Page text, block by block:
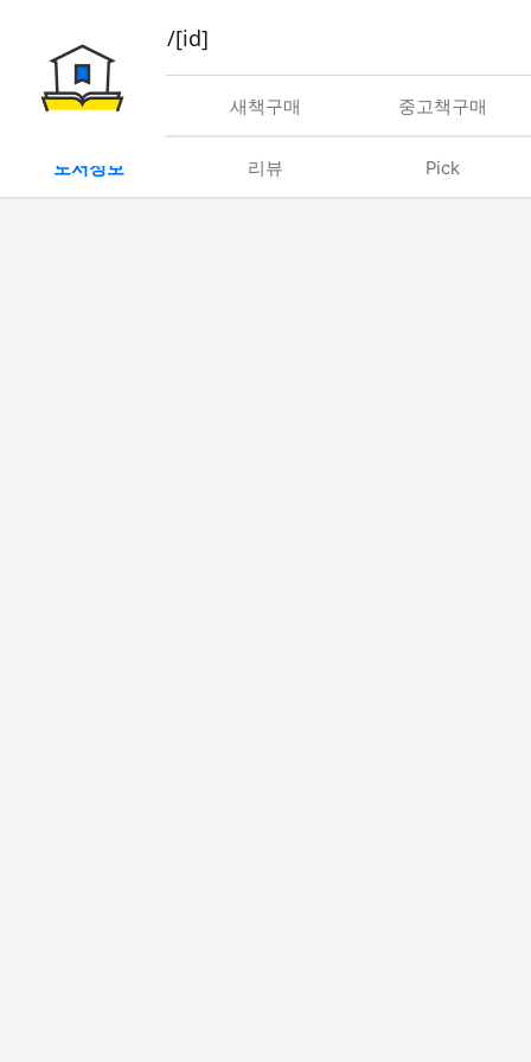
book/rent/[id]
대여 새책구매 중고책구매
도서정보 리뷰 Pick